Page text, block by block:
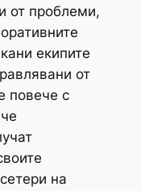
от проблеми,
екипите
от
повече с
на